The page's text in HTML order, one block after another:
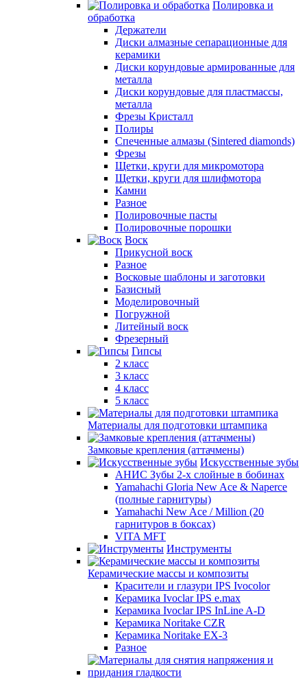
Полировка и
обработка
Держатели
Диски алмазные сепарационные для
керамики
Диски корундовые армированные для
металла
Диски корундовые для пластмассы,
металла
Фрезы Кристалл
Полиры
Спеченные алмазы (Sintered diamonds)
Фрезы
Щетки, круги для микромотора
Щетки, круги для шлифмотора
Камни
Разное
Полировочные пасты
Полировочные порошки
Воск
Прикусной воск
Разное
Восковые шаблоны и заготовки
Базисный
Моделировочный
Погружной
Литейный воск
Фрезерный
Гипсы
2 класс
3 класс
4 класс
5 класс
Материалы для подготовки штампика
Замковые крепления (аттачмены)
Искусственные зубы
АНИС Зубы 2-х слойные в бобинах
Yamahachi Gloria New Ace & Naperce
(полные гарнитуры)
Yamahachi New Ace / Million (20
гарнитуров в боксах)
VITA MFT
Инструменты
Керамические массы и композиты
Красители и глазури IPS Ivocolor
Керамика Ivoclar IPS e.max
Керамика Ivoclar IPS InLine A-D
Керамика Noritake CZR
Керамика Noritake EX-3
Разное